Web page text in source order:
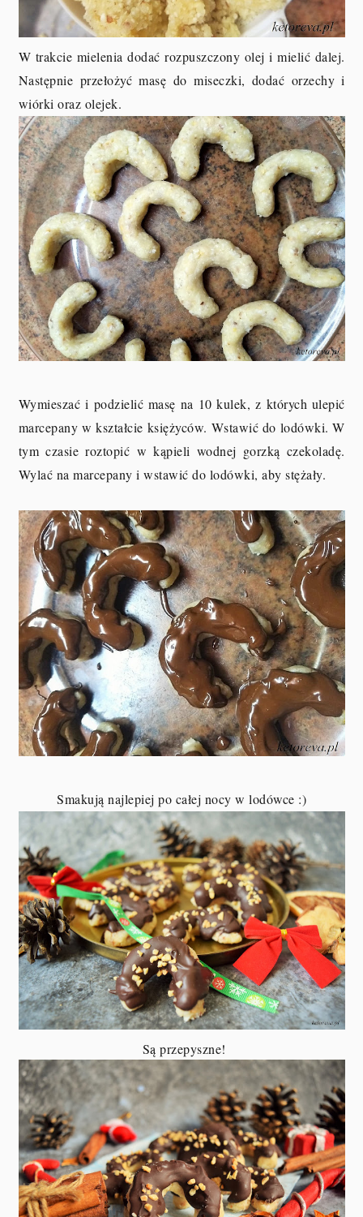
W trakcie mielenia dodać rozpuszczony olej i mielić dalej.
Następnie przełożyć masę do miseczki, dodać orzechy i
wiórki oraz olejek.
Wymieszać i podzielić masę na 10 kulek, z których ulepić
marcepany w kształcie księżyców. Wstawić do lodówki. W
tym czasie roztopić w kąpieli wodnej gorzką czekoladę.
Wylać na marcepany i wstawić do lodówki, aby stężały.
Smakują najlepiej po całej nocy w lodówce :)
Są przepyszne!